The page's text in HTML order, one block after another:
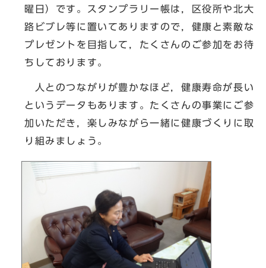
曜日）です。スタンプラリー帳は，区役所や北大
路ビブレ等に置いてありますので，健康と素敵な
プレゼントを目指して，たくさんのご参加をお待
ちしております。
人とのつながりが豊かなほど，健康寿命が長い
というデータもあります。たくさんの事業にご参
加いただき，楽しみながら一緒に健康づくりに取
り組みましょう。